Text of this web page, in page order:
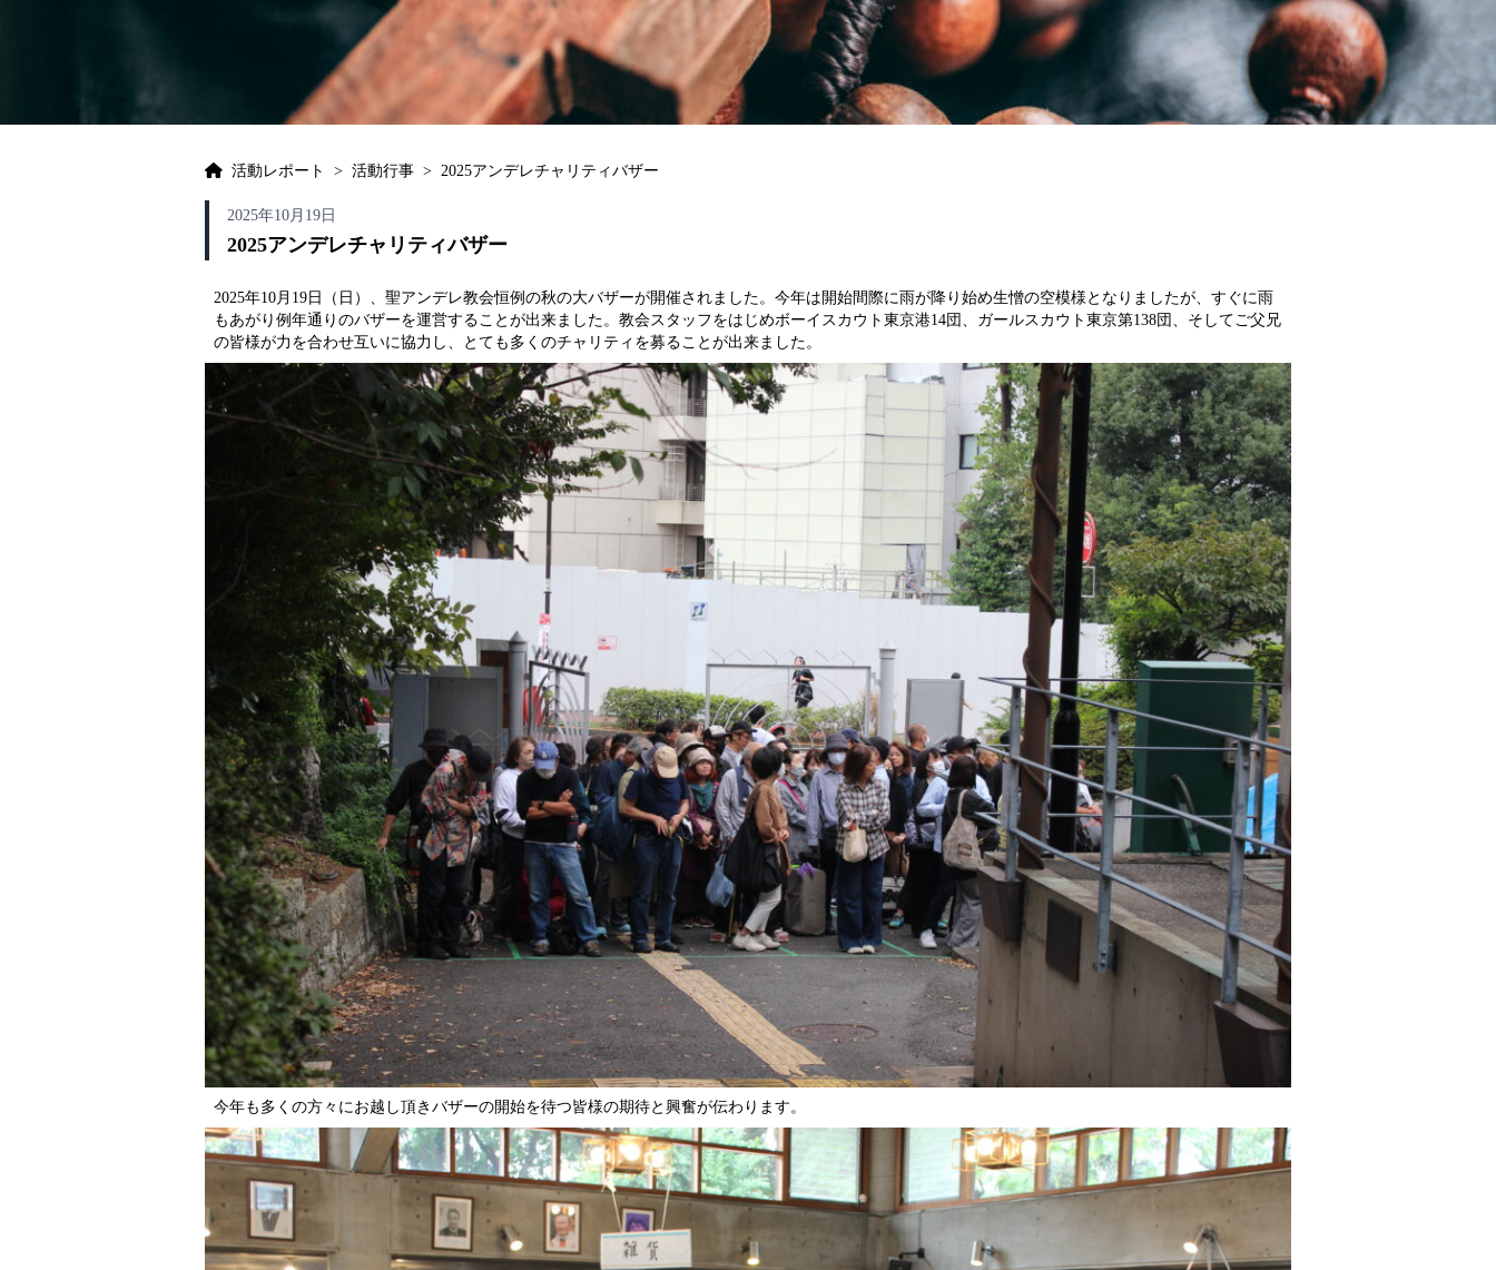
活動レポート > 活動行事 > 2025アンデレチャリティバザー
2025年10月19日
2025アンデレチャリティバザー
2025年10月19日（日）、聖アンデレ教会恒例の秋の大バザーが開催されました。今年は開始間際に雨が降り始め生憎の空模様となりましたが、すぐに雨
もあがり例年通りのバザーを運営することが出来ました。教会スタッフをはじめボーイスカウト東京港14団、ガールスカウト東京第138団、そしてご父兄
の皆様が力を合わせ互いに協力し、とても多くのチャリティを募ることが出来ました。
今年も多くの方々にお越し頂きバザーの開始を待つ皆様の期待と興奮が伝わります。